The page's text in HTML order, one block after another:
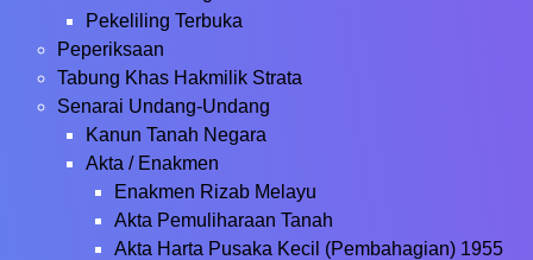
Pekeliling Terbuka
Peperiksaan
Tabung Khas Hakmilik Strata
Senarai Undang-Undang
Kanun Tanah Negara
Akta / Enakmen
Enakmen Rizab Melayu
Akta Pemuliharaan Tanah
Akta Harta Pusaka Kecil (Pembahagian) 1955